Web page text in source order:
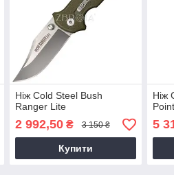
Ніж Cold Steel Bush
Ranger Lite
2 992,50₴ 3 150 ₴
Купити
Ніж
5